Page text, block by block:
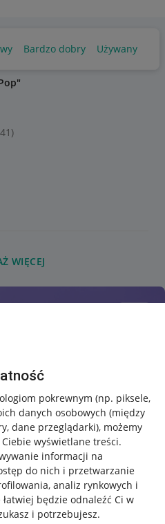
pokrewnym (np. piksele,
danych osobowych (między
dane przeglądarki), możemy
wyświetlane treści.
informacji na
do nich i przetwarzanie
analiz rynkowych i
będzie odnaleźć Ci w
i potrzebujesz.
Bardzo dobry Używany
WIĘCEJ